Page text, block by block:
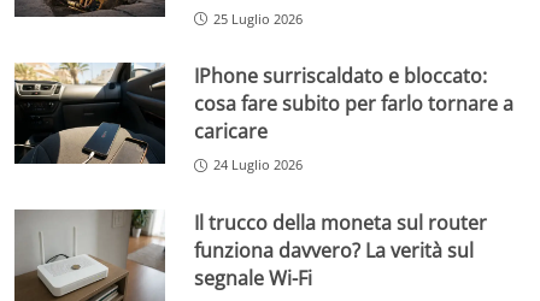
25 Luglio 2026
IPhone surriscaldato e bloccato:
cosa fare subito per farlo tornare a
caricare
24 Luglio 2026
Il trucco della moneta sul router
funziona davvero? La verità sul
segnale Wi-Fi